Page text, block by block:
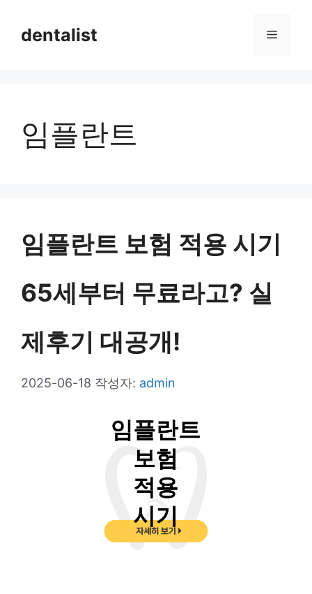
dentalist 메
임플란트
임플란트 보험 적용 시기
65세부터 무료라고? 실
제후기 대공개!
2025-06-18 작성자: admin